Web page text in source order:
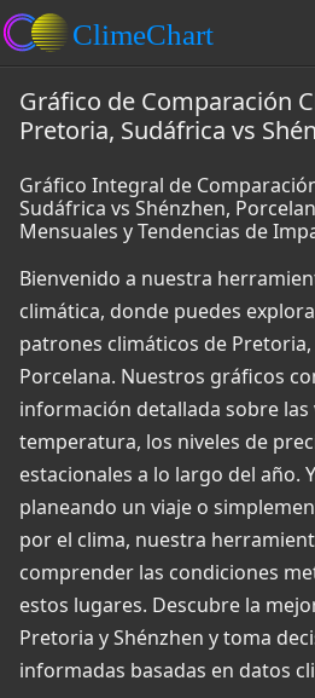
Gráfico de Comparación
Pretoria, Sudáfrica vs
Gráfico Integral de
Sudáfrica vs Shénzhen,
Mensuales y Tendencias de
Bienvenido a nuestra
climática, donde puedes
patrones climáticos de
Porcelana. Nuestros gráficos
información detallada sobre las
temperatura, los niveles de
estacionales a lo largo del año.
planeando un viaje o
por el clima, nuestra
comprender las condiciones
estos lugares. Descubre la
Pretoria y Shénzhen y toma
informadas basadas en datos